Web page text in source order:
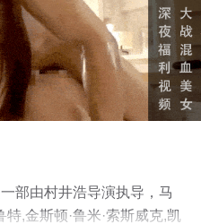
部由村井浩导演执导，马
特,金斯顿·鲁米·索斯威克,凯